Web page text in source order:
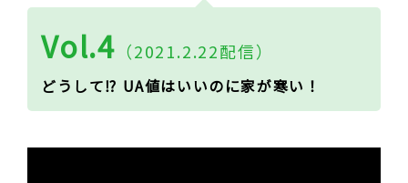
Vol.4 （2021.2.22配信）
どうして⁉ UA値はいいのに家が寒い！